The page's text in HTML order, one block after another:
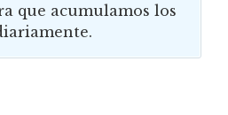
que acumulamos los